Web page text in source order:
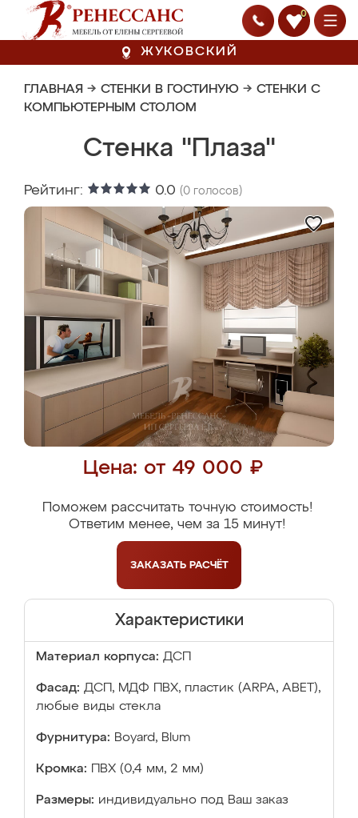
0
ЖУКОВСКИЙ
ГЛАВНАЯ → СТЕНКИ В ГОСТИНУЮ → СТЕНКИ С
КОМПЬЮТЕРНЫМ СТОЛОМ
Стенка "Плаза"
Рейтинг: 0.0 (0 голосов)
Цена: от 49 000 ₽
Поможем рассчитать точную стоимость!
Ответим менее, чем за 15 минут!
ЗАКАЗАТЬ РАСЧЁТ
Характеристики
Материал корпуса: ДСП
Фасад: ДСП, МДФ ПВХ, пластик (ARPA, ABET),
любые виды стекла
Фурнитура: Boyard, Blum
Кромка: ПВХ (0,4 мм, 2 мм)
Размеры: индивидуально под Ваш заказ